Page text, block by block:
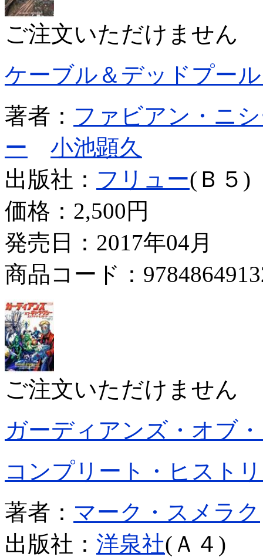
ご注文いただけません
ケーブル＆デッドプー
著者： ファビアン・ニ
ー
小池顕久
出版社： フリュー(Ｂ５)
価格： 2,500円
発売日：2017年04月
商品コード：
ご注文いただけません
ガーディアンズ・オブ
コンプリート・ヒスト
著者： マーク・スメラク
出版社： 洋泉社(Ａ４)